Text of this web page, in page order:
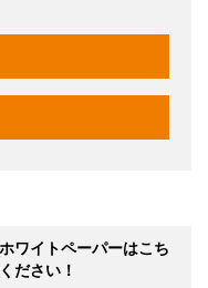
ワイトペーパーはこち
ださい！